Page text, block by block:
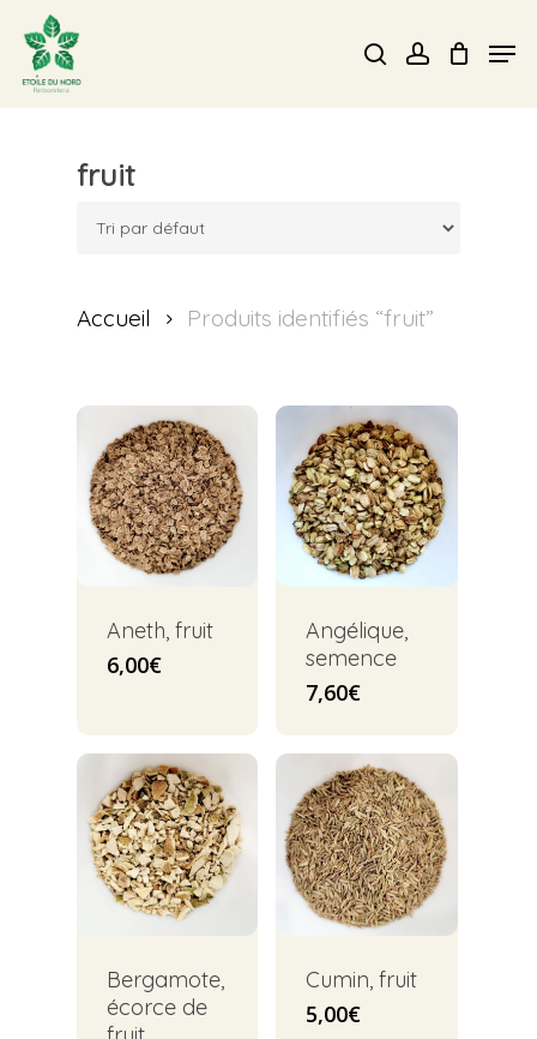
main
searchaccount
fruit
Accueil Produits identifiés “fruit”
Aneth, fruit
6,00€
Angélique,
semence
7,60€
Bergamote,
écorce de
Cumin, fruit
5,00€